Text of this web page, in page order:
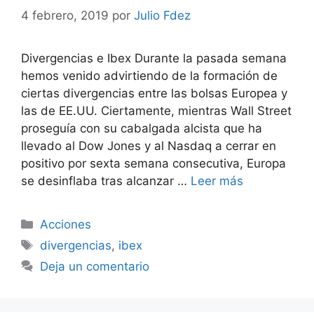
4 febrero, 2019 por Julio Fdez
Divergencias e Ibex Durante la pasada semana
hemos venido advirtiendo de la formación de
ciertas divergencias entre las bolsas Europea y
las de EE.UU. Ciertamente, mientras Wall Street
proseguía con su cabalgada alcista que ha
llevado al Dow Jones y al Nasdaq a cerrar en
positivo por sexta semana consecutiva, Europa
se desinflaba tras alcanzar … Leer más
Categorías
Acciones
Etiquetas
divergencias, ibex
Deja un comentario